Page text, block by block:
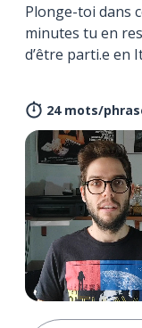
Plonge-toi dans
minutes tu en
d’être parti.e en
24 mots/